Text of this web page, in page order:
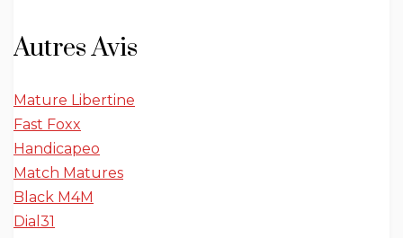
Autres Avis
Mature Libertine
Fast Foxx
Handicapeo
Match Matures
Black M4M
Dial31